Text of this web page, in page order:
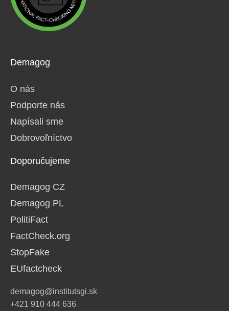
Demagog
O nás
Podporte nás
Napísali sme
Dobrovoľníctvo
Doporučujeme
Demagog CZ
Demagog PL
PolitiFact
FactCheck.org
StopFake
EUfactcheck
demagog@institutsgi.sk
+421 910 444 636